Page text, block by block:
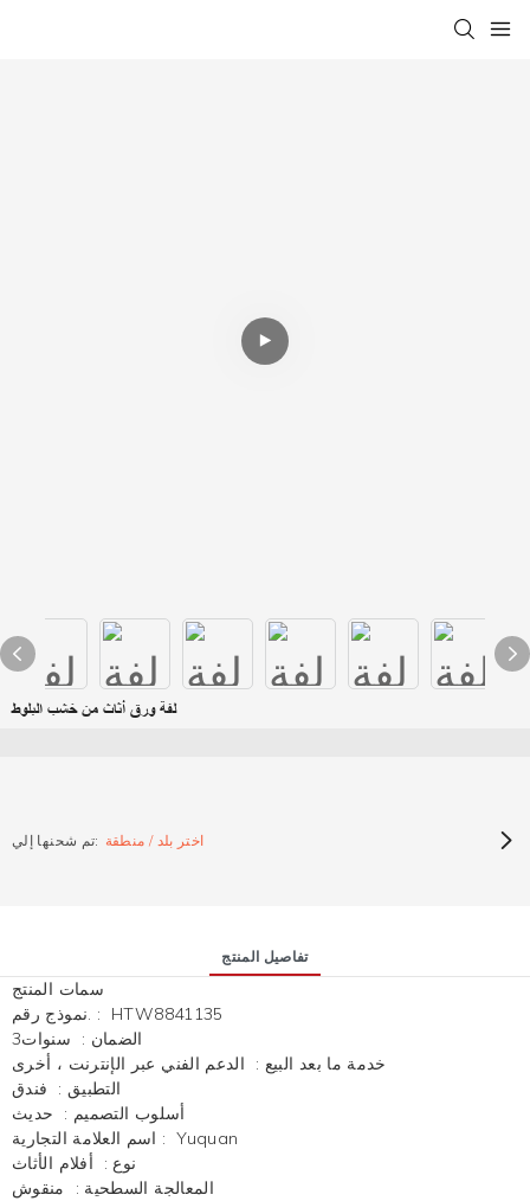
لفة ورق أثاث من خشب البلوط
تم شحنها إلي: اختر بلد / منطقة
تفاصيل المنتج
سمات المنتج
نموذج رقم. :
HTW8841135
الضمان :
سنوات3
خدمة ما بعد البيع :
الدعم الفني عبر الإنترنت ، أخرى
التطبيق :
فندق
أسلوب التصميم :
حديث
: Yuquan
نوع :
أفلام الأثاث
المعالجة السطحية :
منقوش